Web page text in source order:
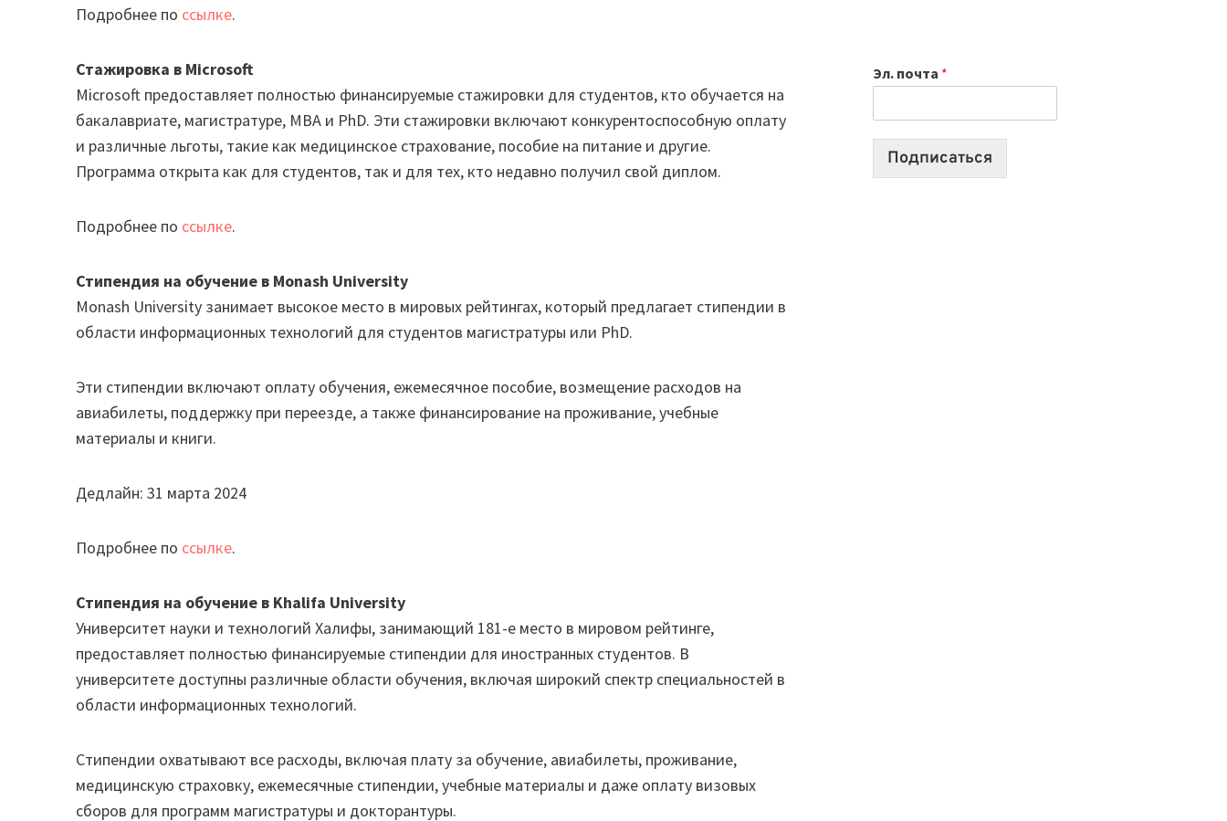
Подробнее по ссылке.
Стажировка в Microsoft
Microsoft предоставляет полностью финансируемые стажировки для студентов, кто обучается на
бакалавриате, магистратуре, MBA и PhD. Эти стажировки включают конкурентоспособную оплату
и различные льготы, такие как медицинское страхование, пособие на питание и другие.
Программа открыта как для студентов, так и для тех, кто недавно получил свой диплом.
Подробнее по ссылке.
Стипендия на обучение в Monash University
Monash University занимает высокое место в мировых рейтингах, который предлагает стипендии в
области информационных технологий для студентов магистратуры или PhD.
Эти стипендии включают оплату обучения, ежемесячное пособие, возмещение расходов на
авиабилеты, поддержку при переезде, а также финансирование на проживание, учебные
материалы и книги.
Дедлайн: 31 марта 2024
Подробнее по ссылке.
Стипендия на обучение в Khalifa University
Университет науки и технологий Халифы, занимающий 181-е место в мировом рейтинге,
предоставляет полностью финансируемые стипендии для иностранных студентов. В
университете доступны различные области обучения, включая широкий спектр специальностей в
области информационных технологий.
Стипендии охватывают все расходы, включая плату за обучение, авиабилеты, проживание,
медицинскую страховку, ежемесячные стипендии, учебные материалы и даже оплату визовых
сборов для программ магистратуры и докторантуры.
2026:
10
Эл. почта *
Подписаться